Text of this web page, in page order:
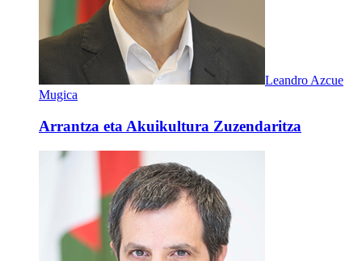
Leandro Azcue
Mugica
Arrantza eta Akuikultura Zuzendaritza